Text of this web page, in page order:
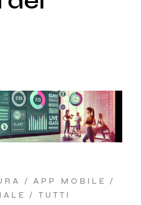
APP MOBILE
TUTTI